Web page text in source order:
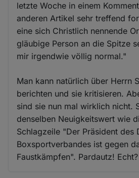
letzte Woche in einem
anderen Artikel sehr treffend
eine sich Christlich nennende
gläubige Person an die Spitze
mir irgendwie völlig normal."
Man kann natürlich über Herrn
berichten und sie kritisieren.
sind sie nun mal wirklich nicht.
denselben Neuigkeitswert wie
Schlagzeile "Der Präsident des
Boxsportverbandes ist gegen
Faustkämpfen". Pardautz! Echt?